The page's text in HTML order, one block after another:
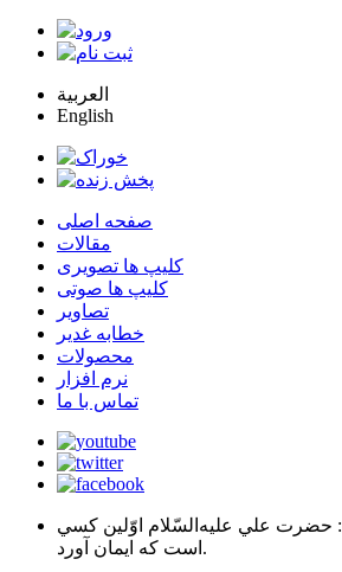
العربية
English
صفحه اصلی
مقالات
کلیپ ها تصویری
کلیپ ها صوتی
تصاویر
خطابه غدیر
محصولات
نرم افزار
تماس با ما
: حضرت علي عليه‌السّلام اوّلين كسي
است كه ايمان آورد.